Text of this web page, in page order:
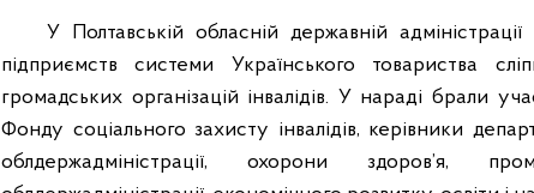
У Полтавській обласній державній
підприємств системи Українського товариства
громадських організацій інвалідів. У нараді брали
Фонду соціального захисту інвалідів, керівники
облдержадміністрації, охорони здоров’я,